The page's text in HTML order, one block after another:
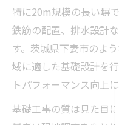
特に20m規模の長い塀
鉄筋の配置、排水設計
す。茨城県下妻市のよ
域に適した基礎設計を
トパフォーマンス向上
基礎工事の質は見た目